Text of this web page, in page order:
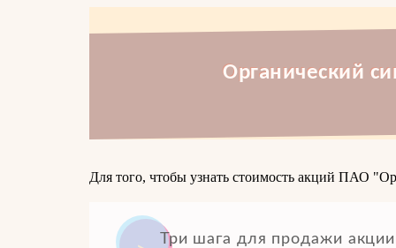
Органический
Для того, чтобы узнать стоимость акций ПАО
Три шага для продажи